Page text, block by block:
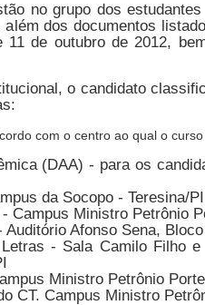
no grupo dos
dos documentos
de outubro de 2012,
o candidato
com o centro ao qual o
(DAA) - para os
da Socopo - Teresina/
Campus Ministro Petrônio
Afonso Sena,
- Sala Camilo Filho
Ministro Petrônio
CT. Campus Ministro